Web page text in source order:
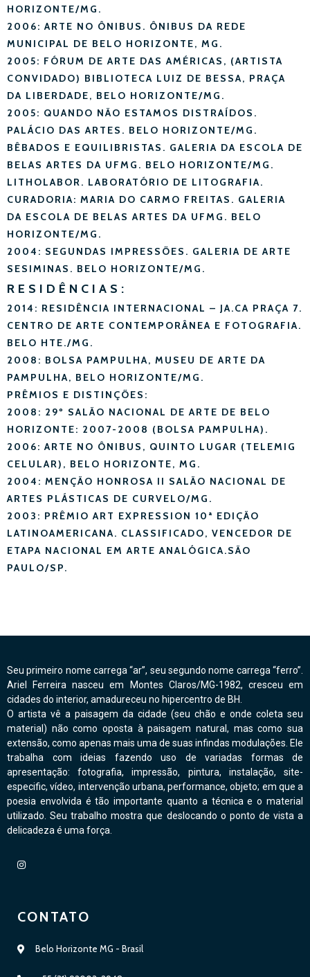
HORIZONTE/MG.
2006: ARTE NO ÔNIBUS. ÔNIBUS DA REDE
MUNICIPAL DE BELO HORIZONTE, MG.
2005: FÓRUM DE ARTE DAS AMÉRICAS, (ARTISTA
CONVIDADO) BIBLIOTECA LUIZ DE BESSA, PRAÇA
DA LIBERDADE, BELO HORIZONTE/MG.
2005: QUANDO NÃO ESTAMOS DISTRAÍDOS.
PALÁCIO DAS ARTES. BELO HORIZONTE/MG.
BÊBADOS E EQUILIBRISTAS. GALERIA DA ESCOLA DE
BELAS ARTES DA UFMG. BELO HORIZONTE/MG.
LITHOLABOR. LABORATÓRIO DE LITOGRAFIA.
CURADORIA: MARIA DO CARMO FREITAS. GALERIA
DA ESCOLA DE BELAS ARTES DA UFMG. BELO
HORIZONTE/MG.
2004: SEGUNDAS IMPRESSÕES. GALERIA DE ARTE
SESIMINAS. BELO HORIZONTE/MG.
RESIDÊNCIAS:
2014: RESIDÊNCIA INTERNACIONAL – JA.CA PRAÇA 7.
CENTRO DE ARTE CONTEMPORÂNEA E FOTOGRAFIA.
BELO HTE./MG.
2008: BOLSA PAMPULHA, MUSEU DE ARTE DA
PAMPULHA, BELO HORIZONTE/MG.
PRÊMIOS E DISTINÇÕES:
2008: 29º SALÃO NACIONAL DE ARTE DE BELO
HORIZONTE: 2007-2008 (BOLSA PAMPULHA).
2006: ARTE NO ÔNIBUS, QUINTO LUGAR (TELEMIG
CELULAR), BELO HORIZONTE, MG.
2004: MENÇÃO HONROSA II SALÃO NACIONAL DE
ARTES PLÁSTICAS DE CURVELO/MG.
2003: PRÊMIO ART EXPRESSION 10ª EDIÇÃO
LATINOAMERICANA. CLASSIFICADO, VENCEDOR DE
ETAPA NACIONAL EM ARTE ANALÓGICA.SÃO
PAULO/SP.
Seu primeiro nome carrega “ar”, seu segundo nome carrega “ferro”.
Ariel Ferreira nasceu em Montes Claros/MG-1982, cresceu em
cidades do interior, amadureceu no hipercentro de BH.
O artista vê a paisagem da cidade (seu chão e onde coleta seu
material) não como oposta à paisagem natural, mas como sua
extensão, como apenas mais uma de suas infindas modulações. Ele
trabalha com ideias fazendo uso de variadas formas de
apresentação: fotografia, impressão, pintura, instalação, site-
especific, vídeo, intervenção urbana, performance, objeto; em que a
poesia envolvida é tão importante quanto a técnica e o material
utilizado. Seu trabalho mostra que deslocando o ponto de vista a
delicadeza é uma força.
CONTATO
Belo Horizonte MG - Brasil